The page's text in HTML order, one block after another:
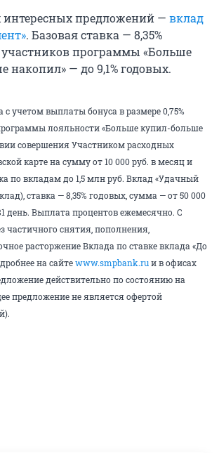
предложений — вклад
. Базовая ставка — 8,35%
участников программы «Больше
накопил» — до 9,1% годовых.
с учетом выплаты бонуса в размере 0,75%
лояльности «Больше купил-больше
совершения Участником расходных
карте на сумму от 10 000 руб. в месяц и
по вкладам до 1,5 млн руб. Вклад «Удачный
ставка — 8,35% годовых, сумма — от 50 000
день. Выплата процентов ежемесячно. С
частичного снятия, пополнения,
расторжение Вклада по ставке вклада «До
на сайтеwww.smpbank.ruи в офисах
действительно по состоянию на
предложение не является офертой